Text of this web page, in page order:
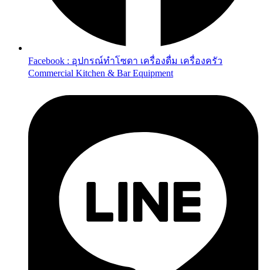
Facebook : อุปกรณ์ทำโซดา เครื่องดื่ม เครื่องครัว
Commercial Kitchen & Bar Equipment